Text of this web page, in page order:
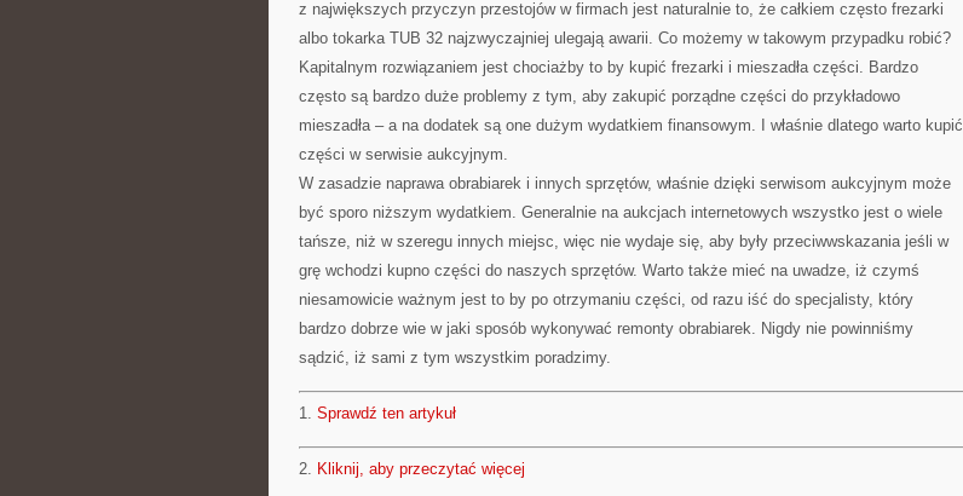
z największych przyczyn przestojów w firmach jest naturalnie to, że całkiem często frezarki
albo tokarka TUB 32 najzwyczajniej ulegają awarii. Co możemy w takowym przypadku robić?
Kapitalnym rozwiązaniem jest chociażby to by kupić frezarki i mieszadła części. Bardzo
często są bardzo duże problemy z tym, aby zakupić porządne części do przykładowo
mieszadła – a na dodatek są one dużym wydatkiem finansowym. I właśnie dlatego warto kupić
części w serwisie aukcyjnym.
W zasadzie naprawa obrabiarek i innych sprzętów, właśnie dzięki serwisom aukcyjnym może
być sporo niższym wydatkiem. Generalnie na aukcjach internetowych wszystko jest o wiele
tańsze, niż w szeregu innych miejsc, więc nie wydaje się, aby były przeciwwskazania jeśli w
grę wchodzi kupno części do naszych sprzętów. Warto także mieć na uwadze, iż czymś
niesamowicie ważnym jest to by po otrzymaniu części, od razu iść do specjalisty, który
bardzo dobrze wie w jaki sposób wykonywać remonty obrabiarek. Nigdy nie powinniśmy
sądzić, iż sami z tym wszystkim poradzimy.
1. Sprawdź ten artykuł
2. Kliknij, aby przeczytać więcej